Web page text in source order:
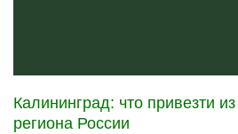
Калининград: что привезти
региона России